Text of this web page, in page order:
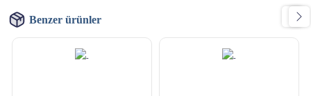
Benzer ürünler